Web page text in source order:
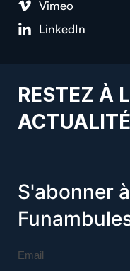
Vimeo
LinkedIn
RESTEZ À
S'abonner
Email